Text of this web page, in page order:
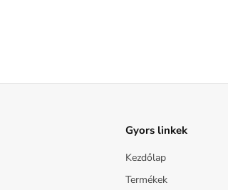
Gyors linkek
Kezdőlap
Termékek